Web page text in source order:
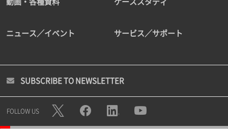
動画・各種資料 ケーススタディ
ニュース／イベント サービス／サポート
SUBSCRIBE TO NEWSLETTER
FOLLOW US